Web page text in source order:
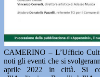
CAMERINO – L’Ufficio
noti gli eventi che si
aprile 2022 in città. Si